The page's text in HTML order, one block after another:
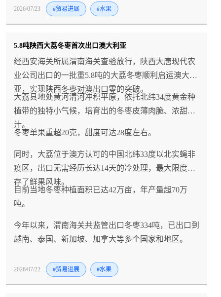
2026/07/23 #贸易进展 #水果
5.8吨陕西大荔冬枣首次出口澳大利亚
经西安海关所属渭南海关查验放行，陕西大唐现代农
业公司出口的一批重5.8吨的大荔冬枣顺利启运澳大利
亚，实现陕西冬枣对澳出口零的突破。
大荔县地处黄河渭河冲积平原，依托北纬34度黄金种
植带的独特小气候，培育出的冬枣皮薄肉脆、浓甜多
汁。
冬枣单果重超20克，甜度可达28度左右。
同时，大荔位于澳方认可的中国北纬33度以北实蝇非
疫区，出口无需经历长达14天的冷处理，最大限度留
存了鲜果风味。
目前当地冬枣种植面积已达42万亩，年产量超70万
吨。
今年以来，渭南海关共监管出口冬枣334吨，已出口到
越南、泰国、新加坡、加拿大等多个国家和地区。
2026/07/22 #贸易进展 #水果